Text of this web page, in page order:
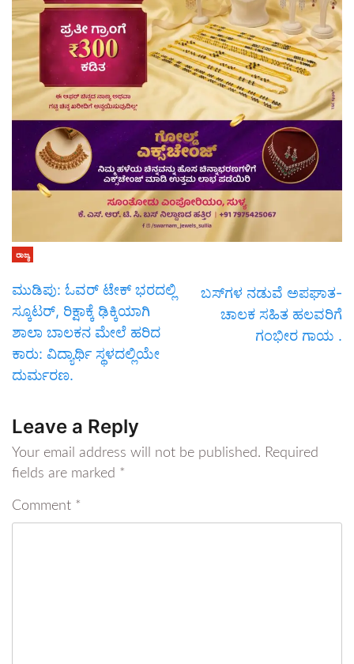
ರಾಜ್ಯ
ಮುಡಿಪು: ಓವರ್ ಟೇಕ್ ಭರದಲ್ಲಿ
ಸ್ಕೂಟರ್, ರಿಕ್ಷಾಕ್ಕೆ ಢಿಕ್ಕಿಯಾಗಿ
ಶಾಲಾ ಬಾಲಕನ ಮೇಲೆ ಹರಿದ
ಕಾರು: ವಿದ್ಯಾರ್ಥಿ ಸ್ಥಳದಲ್ಲಿಯೇ
ದುರ್ಮರಣ.
ಬಸ್‌ಗಳ ನಡುವೆ ಅಪಘಾತ-
ಚಾಲಕ ಸಹಿತ ಹಲವರಿಗೆ
ಗಂಭೀರ ಗಾಯ .
Leave a Reply
Your email address will not be published. Required
fields are marked *
Comment *